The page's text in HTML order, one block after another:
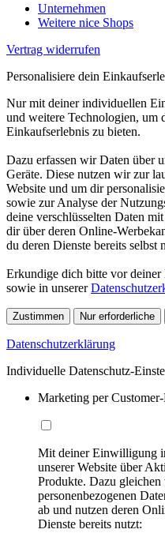
Unternehmen
Weitere nice Shops
Vertrag widerrufen
Personalisiere dein
Nur mit deiner individuellen
und weitere Technologien, um
Einkaufserlebnis zu bieten.
Dazu erfassen wir Daten über
Geräte. Diese nutzen wir zur
Website und um dir
sowie zur Analyse der
deine verschlüsselten Daten
dir über deren Online-
du deren Dienste bereits selbst
Erkundige dich bitte vor
sowie in unserer
Zustimmen Nur erforderliche
Datenschutzerklärung
Individuelle Datenschutz-
Marketing per
Mit deiner Einwilligung
unserer Website über
Produkte. Dazu gleichen
personenbezogenen
ab und nutzen deren
Dienste bereits nutzt: